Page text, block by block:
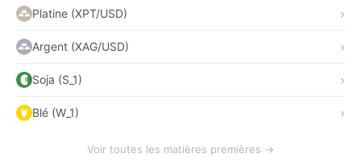
Platine (XPT/USD)
Argent (XAG/USD)
Soja (S_1)
Blé (W_1)
Voir toutes les matières premières →